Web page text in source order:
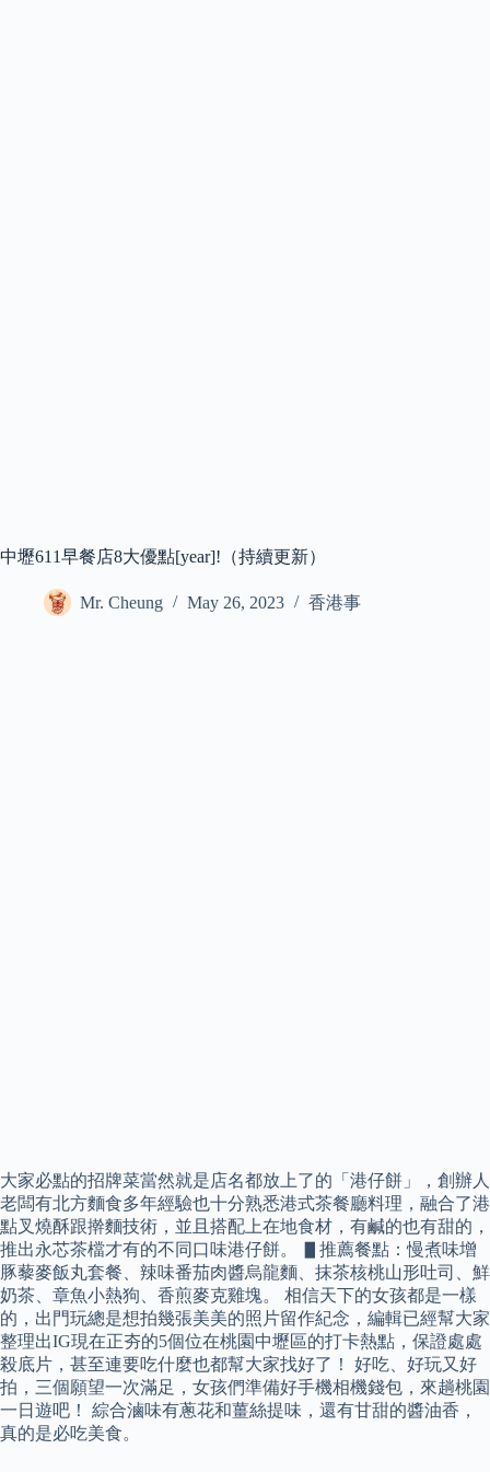
中壢611早餐店8大優點[year]!（持續更新）
Mr. Cheung May 26, 2023 香港事
大家必點的招牌菜當然就是店名都放上了的「港仔餅」，創辦人
老闆有北方麵食多年經驗也十分熟悉港式茶餐廳料理，融合了港
點叉燒酥跟擀麵技術，並且搭配上在地食材，有鹹的也有甜的，
推出永芯茶檔才有的不同口味港仔餅。 ▋推薦餐點：慢煮味增
豚藜麥飯丸套餐、辣味番茄肉醬烏龍麵、抹茶核桃山形吐司、鮮
奶茶、章魚小熱狗、香煎麥克雞塊。 相信天下的女孩都是一樣
的，出門玩總是想拍幾張美美的照片留作紀念，編輯已經幫大家
整理出IG現在正夯的5個位在桃園中壢區的打卡熱點，保證處處
殺底片，甚至連要吃什麼也都幫大家找好了！ 好吃、好玩又好
拍，三個願望一次滿足，女孩們準備好手機相機錢包，來趟桃園
一日遊吧！ 綜合滷味有蔥花和薑絲提味，還有甘甜的醬油香，
真的是必吃美食。